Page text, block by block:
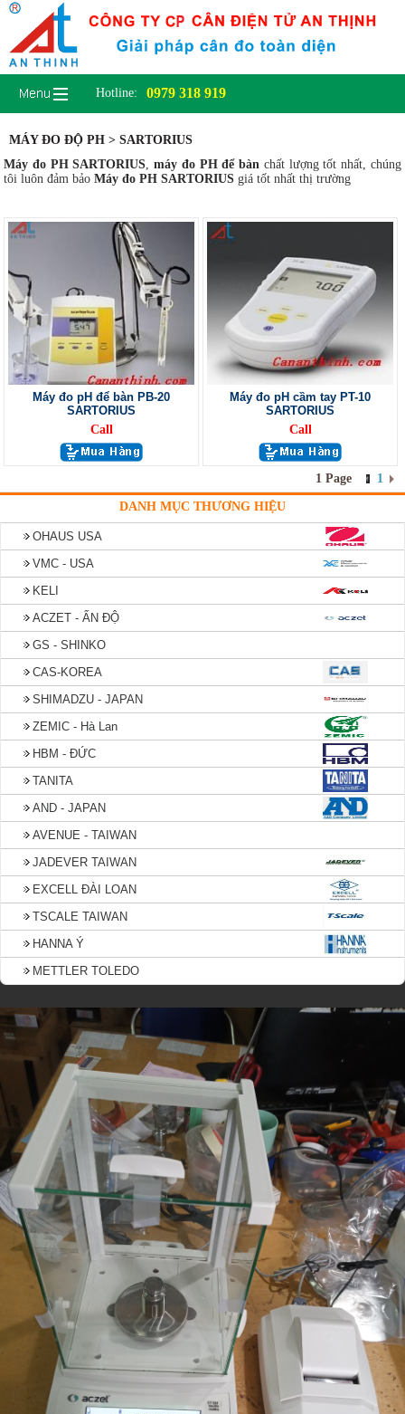
Hotline: 0979 318 919
MÁY ĐO ĐỘ PH > SARTORIUS
Máy đo PH SARTORIUS,máy đo PH để bàn chất lượng tốt nhất, chúng
tôi luôn đảm bảo Máy đo PH SARTORIUS giá tốt nhất thị trường
Máy đo pH để bàn PB-20
SARTORIUS
Call
Máy đo pH cầm tay PT-10
SARTORIUS
Call
1 Page 1
DANH MỤC THƯƠNG HIỆU
OHAUS USA
VMC - USA
KELI
ACZET - ẤN ĐỘ
GS - SHINKO
CAS-KOREA
SHIMADZU - JAPAN
ZEMIC - Hà Lan
HBM - ĐỨC
TANITA
AND - JAPAN
AVENUE - TAIWAN
JADEVER TAIWAN
EXCELL ĐÀI LOAN
TSCALE TAIWAN
HANNA Ý
METTLER TOLEDO